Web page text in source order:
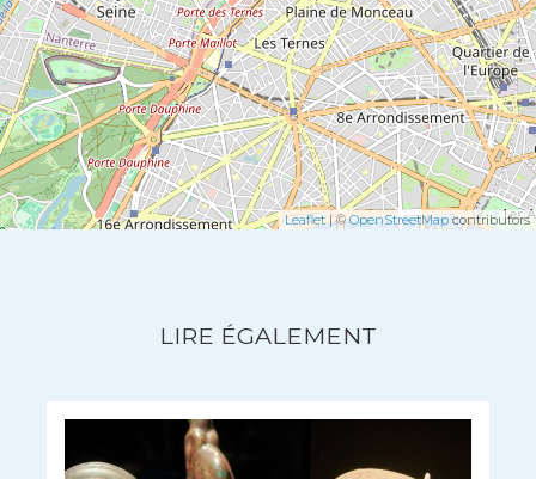
Leaflet| ©OpenStreetMapcontributors
LIRE ÉGALEMENT